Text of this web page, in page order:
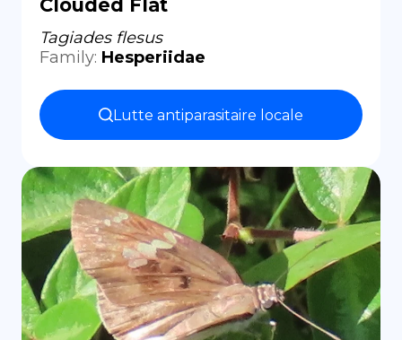
Privacy Policy
EN
ES
DE
Clouded Flat
Tagiades flesus
Family: Hesperiidae
Lutte antiparasitaire locale